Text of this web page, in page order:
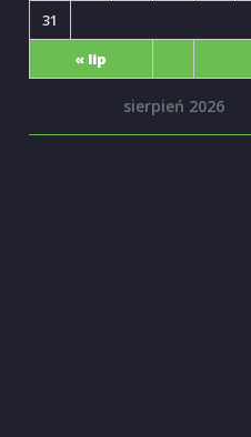
sierpień 2026
« lip
31